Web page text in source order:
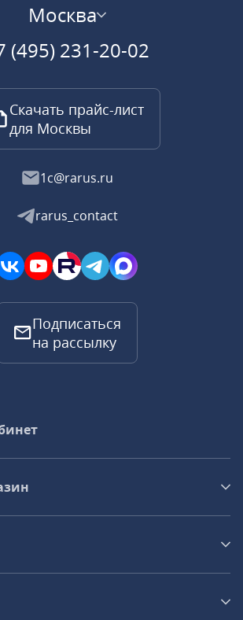
Москва
(495) 231-20-02
Скачать прайс-лист
для Москвы
1c@rarus.ru
rarus_contact
Подписаться
на рассылку